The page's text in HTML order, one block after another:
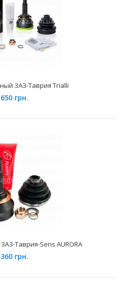
семейства ВАЗ-2108, 2109,
2113, 2114, 2115 "Lada Sama..
ВАЗ-2108 АвтоВАЗ
грн.
2113, 2114, 2115 "Lada Sama..
ЗАЗ-Таврия Trialli
650 грн.
Таврия-Sens AURORA
360 грн.